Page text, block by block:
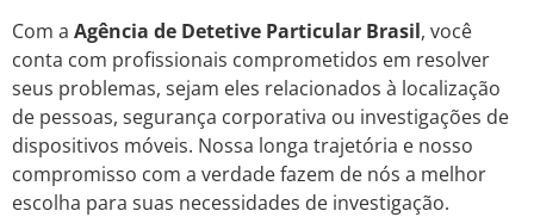
Com a Agência de Detetive Particular Brasil, você
conta com profissionais comprometidos em resolver
seus problemas, sejam eles relacionados à localização
de pessoas, segurança corporativa ou investigações de
dispositivos móveis. Nossa longa trajetória e nosso
compromisso com a verdade fazem de nós a melhor
escolha para suas necessidades de investigação.